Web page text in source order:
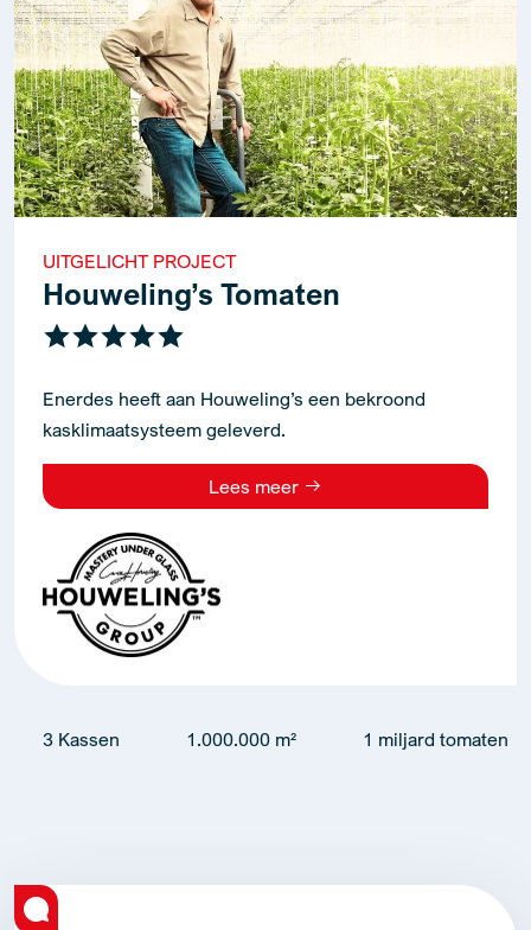
UITGELICHT PROJECT
Houweling’s Tomaten
Enerdes heeft aan Houweling’s een bekroond
kasklimaatsysteem geleverd.
Lees meer
3 Kassen 1.000.000 m² 1 miljard tomaten